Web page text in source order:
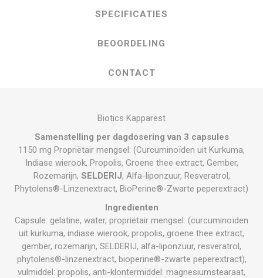
SPECIFICATIES
BEOORDELING
CONTACT
Biotics Kapparest
Samenstelling per dagdosering van 3 capsules
1150 mg Propriëtair mengsel: (Curcuminoïden uit Kurkuma,
Indiase wierook, Propolis, Groene thee extract, Gember,
Rozemarijn, SELDERIJ, Alfa-liponzuur, Resveratrol,
Phytolens®-Linzenextract, BioPerine®-Zwarte peperextract)
Ingredienten
Capsule: gelatine, water, propriëtair mengsel: (curcuminoïden
uit kurkuma, indiase wierook, propolis, groene thee extract,
gember, rozemarijn, SELDERIJ, alfa-liponzuur, resveratrol,
phytolens®-linzenextract, bioperine®-zwarte peperextract),
vulmiddel: propolis, anti-klontermiddel: magnesiumstearaat,